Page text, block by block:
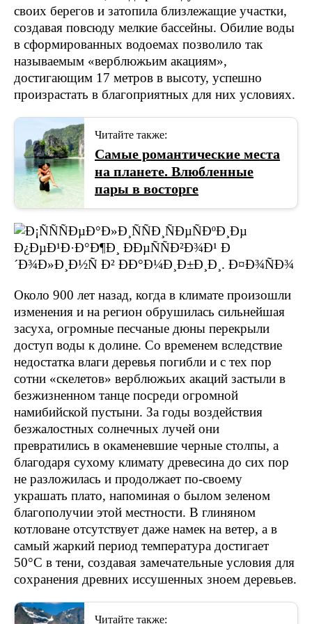
своих берегов и затопила близлежащие участки,
создавая повсюду мелкие бассейны. Обилие воды
в сформированных водоемах позволило так
называемым «верблюжьим акациям»,
достигающим 17 метров в высоту, успешно
произрастать в благоприятных для них условиях.
Читайте также:
Самые романтические места
на планете. Влюбленные
пары в восторге
Около 900 лет назад, когда в климате произошли
изменения и на регион обрушилась сильнейшая
засуха, огромные песчаные дюны перекрыли
доступ воды к долине. Со временем вследствие
недостатка влаги деревья погибли и с тех пор
сотни «скелетов» верблюжьих акаций застыли в
безжизненном танце посреди огромной
намибийской пустыни. За годы воздействия
безжалостных солнечных лучей они
превратились в окаменевшие черные столпы, а
благодаря сухому климату древесина до сих пор
не разложилась и продолжает по-своему
украшать плато, напоминая о былом зеленом
благополучии этой местности. В глиняном
котловане отсутствует даже намек на ветер, а в
самый жаркий период температура достигает
50°C в тени, создавая замечательные условия для
сохранения древних иссушенных зноем деревьев.
Читайте также: